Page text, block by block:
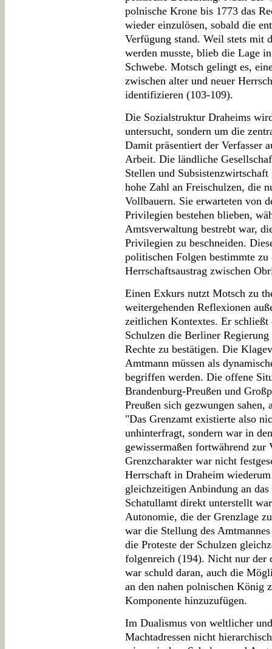
polnische Krone bis 1773 das
wieder einzulösen, sobald die
Verfügung stand. Weil stets mit
werden musste, blieb die Lage
Schwebe. Motsch gelingt es,
zwischen alter und neuer
identifizieren (103-109).
Die Sozialstruktur Draheims
untersucht, sondern um die
Damit präsentiert der Verfasser
Arbeit. Die ländliche
Stellen und
hohe Zahl an Freischulzen, die
Vollbauern. Sie erwarteten von
Privilegien bestehen blieben,
Amtsverwaltung bestrebt war,
Privilegien zu beschneiden.
politischen Folgen bestimmte
Herrschaftsaustrag zwischen
Einen Exkurs nutzt Motsch zu
weitergehenden Reflexionen
zeitlichen Kontextes. Er schließt
Schulzen die Berliner
Rechte zu bestätigen. Die
Amtmann müssen als
begriffen werden. Die offene
Brandenburg-Preußen und
Preußen sich gezwungen
"Das Grenzamt existierte also
unhinterfragt, sondern war in
gewissermaßen fortwährend
Grenzcharakter war nicht
Herrschaft in Draheim
gleichzeitigen Anbindung an
Schatullamt direkt unterstellt
Autonomie, die der Grenzlage
war die Stellung des
die Proteste der Schulzen
folgenreich (194). Nicht nur
war schuld daran, auch die
an den nahen polnischen König
Komponente hinzuzufügen.
Im Dualismus von weltlicher
Machtadressen nicht